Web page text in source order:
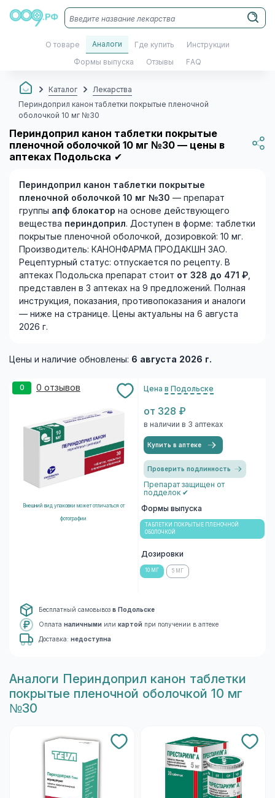
О товаре Аналоги Где купить Инструкции
Формы выпуска Отзывы FAQ
Каталог
Лекарства
Периндоприл канон таблетки покрытые пленочной
оболочкой 10 мг №30
Периндоприл канон таблетки покрытые
пленочной оболочкой 10 мг №30 — цены в
аптеках Подольска ✔
Периндоприл канон таблетки покрытые
пленочной оболочкой 10 мг №30 — препарат
группы апф блокатор на основе действующего
вещества периндоприл. Доступен в форме: таблетки
покрытые пленочной оболочкой, дозировкой: 10 мг.
Производитель: КАНОНФАРМА ПРОДАКШН ЗАО.
Рецептурный статус: отпускается по рецепту. В
аптеках Подольска препарат стоит от 328 до 471 ₽,
представлен в 3 аптеках на 9 предложений. Полная
инструкция, показания, противопоказания и аналоги
— ниже на странице. Цены актуальны на 6 августа
2026 г.
Цены и наличие обновлены: 6 августа 2026 г.
0 0 отзывов
Внешний вид упаковки может отличаться от
фотографии
Цена в Подольске
от 328 ₽
в наличии в 3 аптеках
Купить в аптеке
Проверить подлинность
Препарат защищен от
подделок ✔
Формы выпуска
ТАБЛЕТКИ ПОКРЫТЫЕ ПЛЕНОЧНОЙ
ОБОЛОЧКОЙ
Дозировки
10 МГ 5 МГ
Бесплатный самовывоз в Подольске
Оплата наличными или картой при получении в аптеке
Доставка: недоступна
Aналоги Периндоприл канон таблетки
покрытые пленочной оболочкой 10 мг
№30